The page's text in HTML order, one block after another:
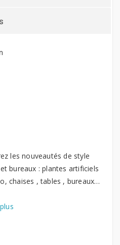
les nouveautés de style
bureaux : plantes artificiels
chaises , tables , bureaux…